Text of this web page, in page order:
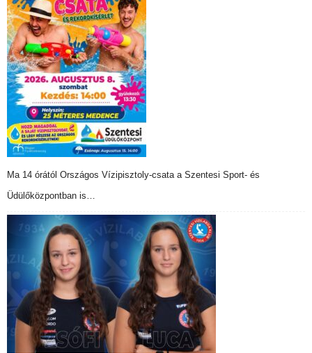
Ma 14 órától Országos Vízipisztoly-csata a Szentesi Sport- és
Üdülőközpontban is…